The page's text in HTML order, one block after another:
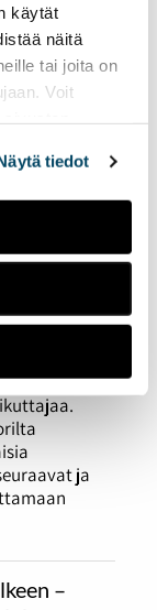
käytät
näitä
tai joita on
Voit
tiedot
niin
ja
on
kohteet
mukaan
vuonna 2022
ja
–